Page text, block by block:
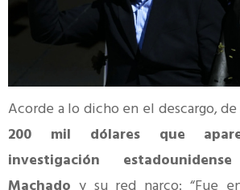
Acorde a lo dicho en el descargo,
200 mil dólares que
investigación